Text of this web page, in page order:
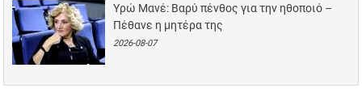
Υρώ Μανέ: Βαρύ πένθος για την ηθοποιό –
Πέθανε η μητέρα της
2026-08-07